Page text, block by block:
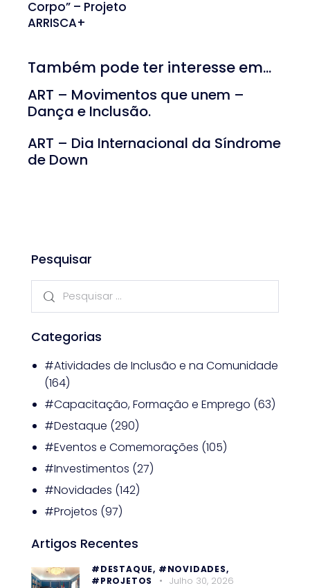
Corpo” – Projeto
ARRISCA+
Também pode ter interesse em...
ART – Movimentos que unem –
Dança e Inclusão.
ART – Dia Internacional da Síndrome
de Down
Pesquisar
Categorias
#Atividades de Inclusão e na Comunidade
(164)
#Capacitação, Formação e Emprego (63)
#Destaque (290)
#Eventos e Comemorações (105)
#Investimentos (27)
#Novidades (142)
#Projetos (97)
Artigos Recentes
#DESTAQUE, #NOVIDADES,
#PROJETOS
Julho 30, 2026